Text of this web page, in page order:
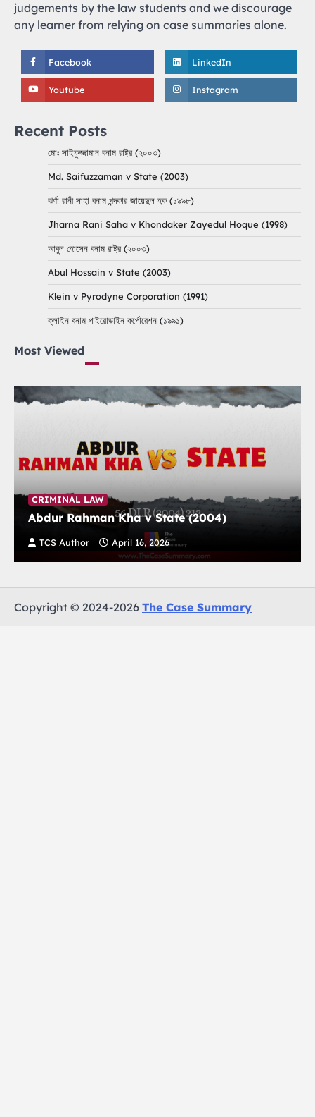
judgements by the law students and we discourage
any learner from relying on case summaries alone.
Facebook LinkedIn
Youtube Instagram
Recent Posts
মোঃ সাইফুজ্জামান বনাম রাষ্ট্র (২০০৩)
Md. Saifuzzaman v State (2003)
ঝর্ণা রানী সাহা বনাম খন্দকার জায়েদুল হক (১৯৯৮)
Jharna Rani Saha v Khondaker Zayedul Hoque (1998)
আবুল হোসেন বনাম রাষ্ট্র (২০০৩)
Abul Hossain v State (2003)
Klein v Pyrodyne Corporation (1991)
ক্লাইন বনাম পাইরোডাইন কর্পোরেশন (১৯৯১)
Most Viewed
CRIMINAL LAW
Abdur Rahman Kha v State (2004)
TCS Author April 16, 2026
Copyright © 2024-2026 The Case Summary